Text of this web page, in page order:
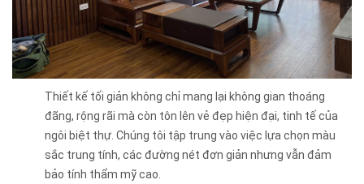
Thiết kế tối giản không chỉ mang lại không gian thoáng
đãng, rộng rãi mà còn tôn lên vẻ đẹp hiện đại, tinh tế của
ngôi biệt thự. Chúng tôi tập trung vào việc lựa chọn màu
sắc trung tính, các đường nét đơn giản nhưng vẫn đảm
bảo tính thẩm mỹ cao.